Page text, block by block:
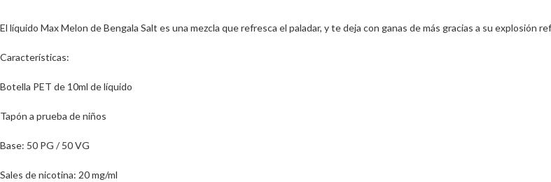
El líquido Max Melon de Bengala Salt es una mezcla que refresca el paladar, y te deja con ganas de más gracias a su explosión
Características:
Botella PET de 10ml de líquido
Tapón a prueba de niños
Base: 50 PG / 50 VG
Sales de nicotina: 20 mg/ml